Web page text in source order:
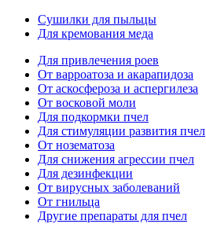
Сушилки для пыльцы
Для кремования меда
Для привлечения роев
От варроатоза и акарапидоза
От аскосфероза и аспергилеза
От восковой моли
Для подкормки пчел
Для стимуляции развития пчел
От нозематоза
Для снижения агрессии пчел
Для дезинфекции
От вирусных заболеваний
От гнильца
Другие препараты для пчел